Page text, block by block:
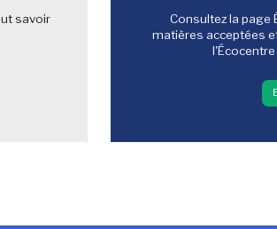
savoir
Consultez la page
matières acceptées